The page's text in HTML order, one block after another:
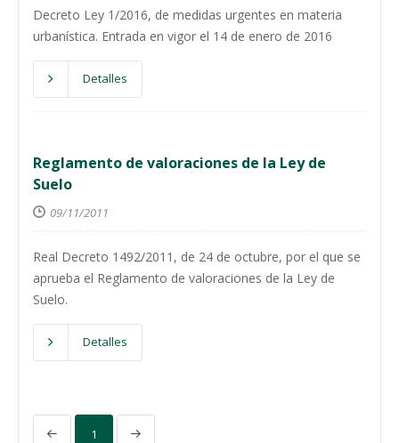
Decreto Ley 1/2016, de medidas urgentes en materia
urbanística. Entrada en vigor el 14 de enero de 2016
Detalles
Reglamento de valoraciones de la Ley de
Suelo
09/11/2011
Real Decreto 1492/2011, de 24 de octubre, por el que se
aprueba el Reglamento de valoraciones de la Ley de
Suelo.
Detalles
1